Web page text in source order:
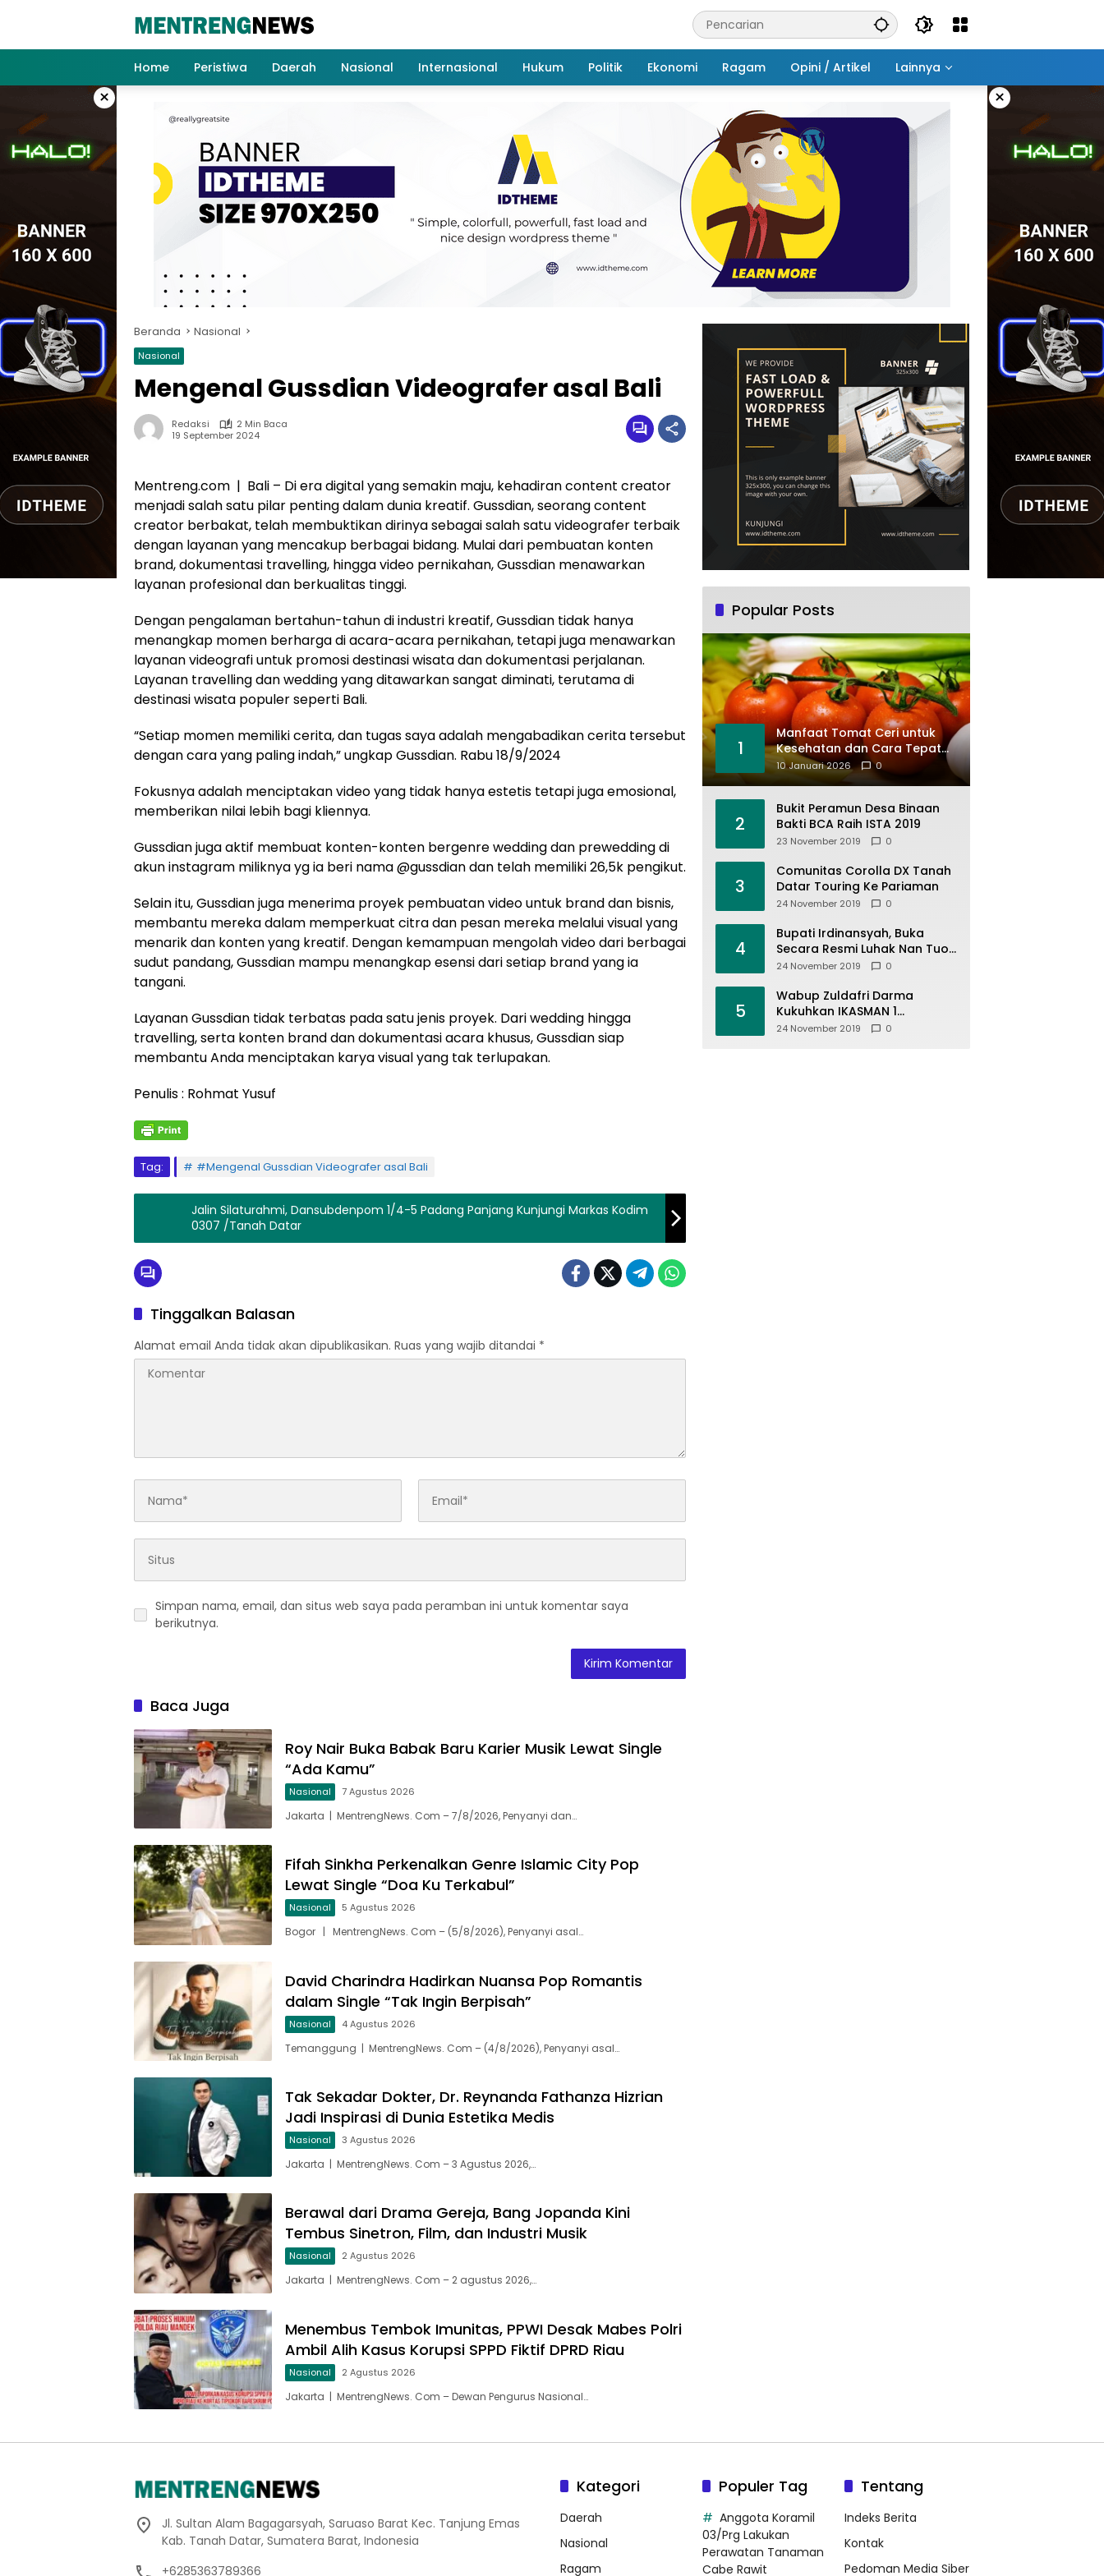
Home
Peristiwa Daerah Nasional Internasional Hukum Politik Ekonomi Ragam Opini / Artikel Lainnya
× ×
Beranda Nasional
Nasional
Mengenal Gussdian Videografer asal Bali
Redaksi
2 Min Baca
19 September 2024
Mentreng.com | Bali – Di era digital yang semakin maju, kehadiran content creator
menjadi salah satu pilar penting dalam dunia kreatif. Gussdian, seorang content
creator berbakat, telah membuktikan dirinya sebagai salah satu videografer terbaik
dengan layanan yang mencakup berbagai bidang. Mulai dari pembuatan konten
brand, dokumentasi travelling, hingga video pernikahan, Gussdian menawarkan
layanan profesional dan berkualitas tinggi.
Dengan pengalaman bertahun-tahun di industri kreatif, Gussdian tidak hanya
menangkap momen berharga di acara-acara pernikahan, tetapi juga menawarkan
layanan videografi untuk promosi destinasi wisata dan dokumentasi perjalanan.
Layanan travelling dan wedding yang ditawarkan sangat diminati, terutama di
destinasi wisata populer seperti Bali.
“Setiap momen memiliki cerita, dan tugas saya adalah mengabadikan cerita tersebut
dengan cara yang paling indah,” ungkap Gussdian. Rabu 18/9/2024
Fokusnya adalah menciptakan video yang tidak hanya estetis tetapi juga emosional,
memberikan nilai lebih bagi kliennya.
Gussdian juga aktif membuat konten-konten bergenre wedding dan prewedding di
akun instagram miliknya yg ia beri nama @gussdian dan telah memiliki 26,5k pengikut.
Selain itu, Gussdian juga menerima proyek pembuatan video untuk brand dan bisnis,
membantu mereka dalam memperkuat citra dan pesan mereka melalui visual yang
menarik dan konten yang kreatif. Dengan kemampuan mengolah video dari berbagai
sudut pandang, Gussdian mampu menangkap esensi dari setiap brand yang ia
tangani.
Layanan Gussdian tidak terbatas pada satu jenis proyek. Dari wedding hingga
travelling, serta konten brand dan dokumentasi acara khusus, Gussdian siap
membantu Anda menciptakan karya visual yang tak terlupakan.
Penulis : Rohmat Yusuf
Tag: #Mengenal Gussdian Videografer asal Bali
Jalin Silaturahmi, Dansubdenpom 1/4-5 Padang Panjang Kunjungi Markas Kodim
0307 /Tanah Datar
Tinggalkan Balasan
Alamat email Anda tidak akan dipublikasikan. Ruas yang wajib ditandai *
Simpan nama, email, dan situs web saya pada peramban ini untuk komentar saya
berikutnya.
Baca Juga
Roy Nair Buka Babak Baru Karier Musik Lewat Single
“Ada Kamu”
Nasional 7 Agustus 2026
Jakarta | MentrengNews. Com – 7/8/2026, Penyanyi dan…
Fifah Sinkha Perkenalkan Genre Islamic City Pop
Lewat Single “Doa Ku Terkabul”
Nasional 5 Agustus 2026
Bogor | MentrengNews. Com – (5/8/2026), Penyanyi asal…
David Charindra Hadirkan Nuansa Pop Romantis
dalam Single “Tak Ingin Berpisah”
Nasional 4 Agustus 2026
Temanggung | MentrengNews. Com – (4/8/2026), Penyanyi asal…
Tak Sekadar Dokter, Dr. Reynanda Fathanza Hizrian
Jadi Inspirasi di Dunia Estetika Medis
Nasional 3 Agustus 2026
Jakarta | MentrengNews. Com – 3 Agustus 2026,…
Berawal dari Drama Gereja, Bang Jopanda Kini
Tembus Sinetron, Film, dan Industri Musik
Nasional 2 Agustus 2026
Jakarta | MentrengNews. Com – 2 agustus 2026,…
Menembus Tembok Imunitas, PPWI Desak Mabes Polri
Ambil Alih Kasus Korupsi SPPD Fiktif DPRD Riau
Nasional 2 Agustus 2026
Jakarta | MentrengNews. Com – Dewan Pengurus Nasional…
Popular Posts
1
Manfaat Tomat Ceri untuk
Kesehatan dan Cara Tepat
Mengonsumsinya
10 Januari 2026 0
2
Bukit Peramun Desa Binaan
Bakti BCA Raih ISTA 2019
23 November 2019 0
3
Comunitas Corolla DX Tanah
Datar Touring Ke Pariaman
24 November 2019 0
4
Bupati Irdinansyah, Buka
Secara Resmi Luhak Nan Tuo
Wirabraja Adventure Offroad
24 November 2019 0
5
Wabup Zuldafri Darma
Kukuhkan IKASMAN 1
Pariangan Se Jabodetabek
24 November 2019 0
Jl. Sultan Alam Bagagarsyah, Saruaso Barat Kec. Tanjung Emas
Kab. Tanah Datar, Sumatera Barat, Indonesia
+6285363789366
Kategori
Daerah
Nasional
Ragam
Populer Tag
Anggota Koramil
03/Prg Lakukan
Perawatan Tanaman
Cabe Rawit
Tentang
Indeks Berita
Kontak
Pedoman Media Siber